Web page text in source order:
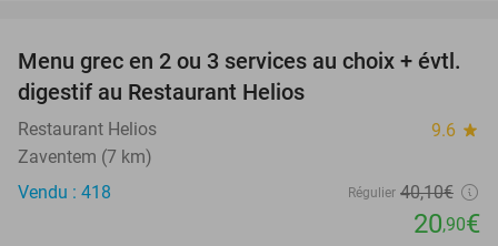
48%
Menu grec en 2 ou 3 services au choix + évtl.
digestif au Restaurant Helios
Restaurant Helios 9.6 star
Zaventem (7 km)
Vendu : 418
Régulier 40,10€
20,90€